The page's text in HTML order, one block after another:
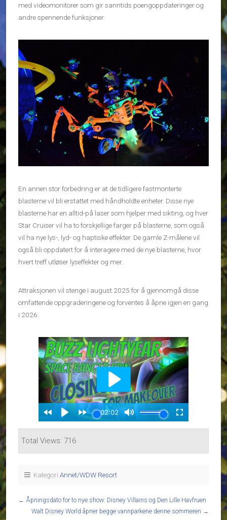
med videomonitorer som gir sanntids poengoppdateringer og
andre spennende funksjoner.
En annen stor forbedring er at de tidligere fastmonterte
blasterne vil bli erstattet med håndholdte enheter. Disse nye
blasterne har en alltid-på laser som hjelper med sikting, og hver
Star Cruiser vil ha to forskjellige farger på blasterne, som også
vil ha nye lys-, lyd- og haptiske effekter. De gamle Z-målene vil
også bli oppdatert for å interagere med de nye blasterne, hvor
hvert treff utløser lyseffekter og mer.
Attraksjonen vil stenge i august 2025 for å gjennomgå disse
omfattende oppgraderingene og forventes å åpne igjen en gang
i 2026.
Total Views: 716
Kategori Annet/WDW Resort
← Åpningsdato for to nye show: Disney Villains og Den Lille Havfruen
Walt Disney World åpner begge vannparkene denne sommeren →